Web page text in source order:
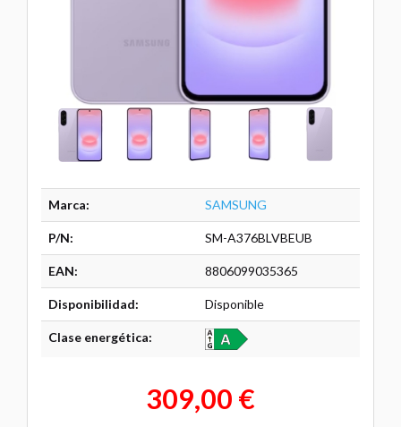
Marca: SAMSUNG
P/N: SM-A376BLVBEUB
EAN: 8806099035365
Disponibilidad: Disponible
Clase energética:
309,00 €